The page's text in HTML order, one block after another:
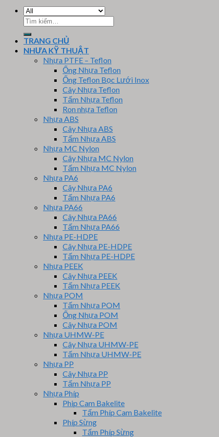
Tìm
kiếm:
TRANG CHỦ
NHỰA KỸ THUẬT
Nhựa PTFE – Teflon
Ống Nhựa Teflon
Ống Teflon Bọc Lưới Inox
Cây Nhựa Teflon
Tấm Nhựa Teflon
Ron nhựa Teflon
Nhựa ABS
Cây Nhựa ABS
Tấm Nhựa ABS
Nhựa MC Nylon
Cây Nhựa MC Nylon
Tấm Nhựa MC Nylon
Nhựa PA6
Cây Nhựa PA6
Tấm Nhựa PA6
Nhựa PA66
Cây Nhựa PA66
Tấm Nhựa PA66
Nhựa PE-HDPE
Cây Nhựa PE-HDPE
Tấm Nhựa PE-HDPE
Nhựa PEEK
Cây Nhựa PEEK
Tấm Nhựa PEEK
Nhựa POM
Tấm Nhựa POM
Ống Nhựa POM
Cây Nhựa POM
Nhựa UHMW-PE
Cây Nhựa UHMW-PE
Tấm Nhựa UHMW-PE
Nhựa PP
Cây Nhựa PP
Tấm Nhựa PP
Nhựa Phíp
Phip Cam Bakelite
Tấm Phíp Cam Bakelite
Phíp Sừng
Tấm Phíp Sừng